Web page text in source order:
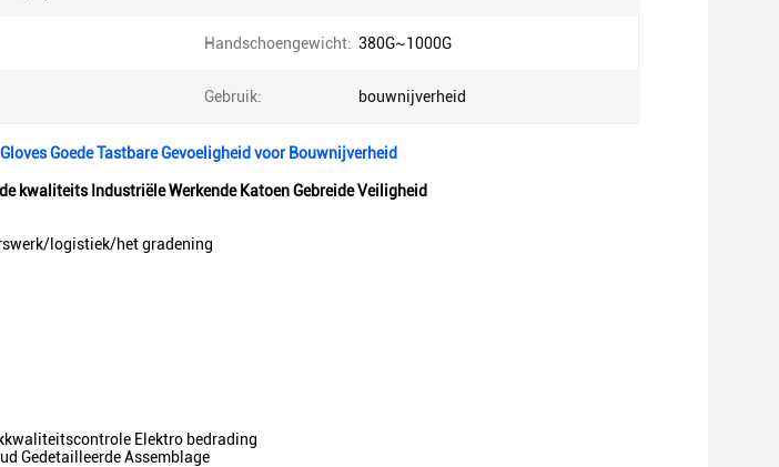
Handschoengewicht: 380G~1000G
Gebruik: bouwnijverheid
Goede Tastbare Gevoeligheid voor Bouwnijverheid
kwaliteits Industriële Werkende Katoen Gebreide Veiligheid
logistiek/het gradening
Elektro bedrading
Gedetailleerde Assemblage